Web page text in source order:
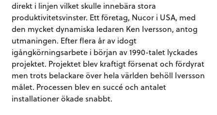
direkt i linjen vilket skulle innebära stora
produktivitetsvinster. Ett företag, Nucor i USA, med
den mycket dynamiska ledaren Ken Iversson, antog
utmaningen. Efter flera år av idogt
igångkörningsarbete i början av 1990-talet lyckades
projektet. Projektet blev kraftigt försenat och fördyrat
men trots belackare över hela världen behöll Iversson
målet. Processen blev en succé och antalet
installationer ökade snabbt.